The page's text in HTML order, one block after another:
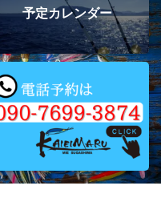
予定カレンダー